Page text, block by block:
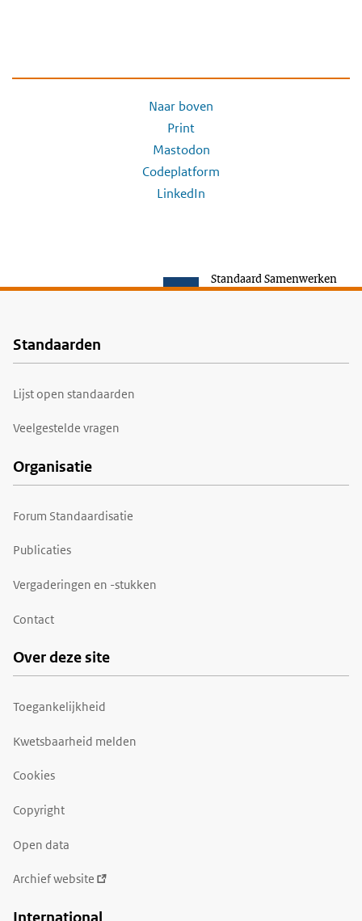
Naar boven
Print
Mastodon
Codeplatform
LinkedIn
Standaard Samenwerken
Voet
Standaarden
Lijst open standaarden
Veelgestelde vragen
Organisatie
Forum Standaardisatie
Publicaties
Vergaderingen en -stukken
Contact
Over deze site
Toegankelijkheid
Kwetsbaarheid melden
Cookies
Copyright
Open data
Archief website